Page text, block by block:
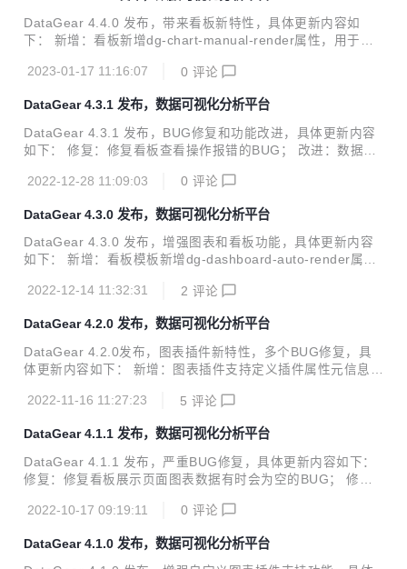
G； 修复：修复数据集参数面板功能会清除已设的隐式参数值
的BUG； 修复：修复数据集参数面板功能有时会导致控制台
报错的BUG； 改进：数据集定义页面【参数】和【属性】改
为弹框编辑模式，便于展示和操作； 改进：看板HTML模板解
DataGear 4.4.0 发布，带来看板新特性，具体更新内容如
下： 新增：看板新增dg-chart-manual-render属性，用于控
新增"instance"值，弃用dg-dashboard-auto-render属性；
看板生命周期； 新增：图表JS对象新增themeGradualColor
()函数，替换已弃用的gradualColor()函数； 新增：图表JS对
象新增多个生命周期相关函数，可更灵活控制图表生命周期；
修复：修复看板主页模板名包含中文子路径时无...
2023-01-17 11:16:07 0 评论
DataGear 4.3.1 发布，数据可视化分析平台
DataGear 4.3.1 发布，BUG修复和功能改进，具体更新内容
如下： 修复：修复看板查看操作报错的BUG； 改进：数据集
预览结果表格显示行号； 改进：内置表格图表支持设置disabl
支持设置disableHover选项，用于禁用表格悬停样式； Data
Gear是一款开源免费的数据可视化分析平台，支持自由制作
任何您想要的数据可视化看板。 系统特点： 友好接入的数据
源 支持运行时接入任意提供 JDBC 驱动的数据库，包括 MyS
QL、Oracle、PostgreSQL、SQ...
2022-12-28 11:09:03 0 评论
DataGear 4.3.0 发布，数据可视化分析平台
DataGear 4.3.0 发布，增强图表和看板功能，具体更新内容
如下： 新增：看板模板新增dg-dashboard-auto-render属
shboard-code属性，用于自定义看板脚本插入位置； 新增：
on新增dataSetRange规范，用于声明插件支持的数据集数目
限制； 新增：内置折线图、柱状图、散点图、饼图新增dgSor
tAxisData选项，用于设置轴数据排序； 新增：内置雷达图、
序； ...
2022-12-14 11:32:31 2 评论
DataGear 4.2.0 发布，数据可视化分析平台
DataGear 4.2.0发布，图表插件新特性，多个BUG修复，具
体更新内容如下： 新增：图表插件支持定义插件属性元信息，
增dg-chart-attr-values图表元素属性，用于设置看板级图表属
于设置看板级图表属性值； 新增：图表编辑页面新增编辑图表
属性值功能； 新增：图表编辑页面新增编辑图表选项功能；
新增：图表JS对象新增pluginAttributes()函数，用于获取插件
属性信息； 新增：图表JS对象新增attrValue()、attrValues()
函数，用于获取和设...
2022-11-16 11:27:23 5 评论
DataGear 4.1.1 发布，数据可视化分析平台
DataGear 4.1.1 发布，严重BUG修复，具体更新内容如下：
修复：修复看板展示页面图表数据有时会为空的BUG； 修
defined的BUG； 改进：看板可视编辑模式插入弹性布局可设
台，支持自由制作任何您想要的数据可视化看板。 系统特点：
友好接入的数据源 支持运行时接入任意提供 JDBC 驱动的数
2022-10-17 09:19:11 0 评论
DataGear 4.1.0 发布，数据可视化分析平台